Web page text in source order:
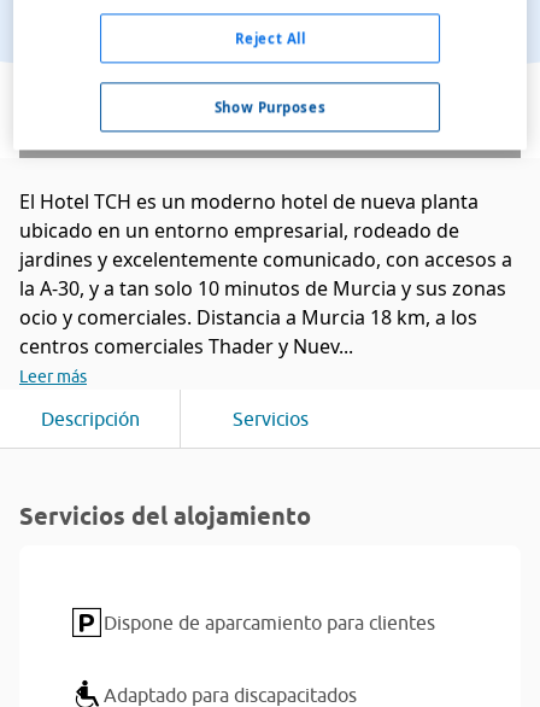
El Hotel TCH es un moderno hotel de nueva planta
ubicado en un entorno empresarial, rodeado de
jardines y excelentemente comunicado, con accesos a
la A-30, y a tan solo 10 minutos de Murcia y sus zonas
ocio y comerciales. Distancia a Murcia 18 km, a los
centros comerciales Thader y Nuev...
Leer más
Descripción Servicios
Servicios del alojamiento
Dispone de aparcamiento para clientes
Adaptado para discapacitados
Show Purposes
Reject All